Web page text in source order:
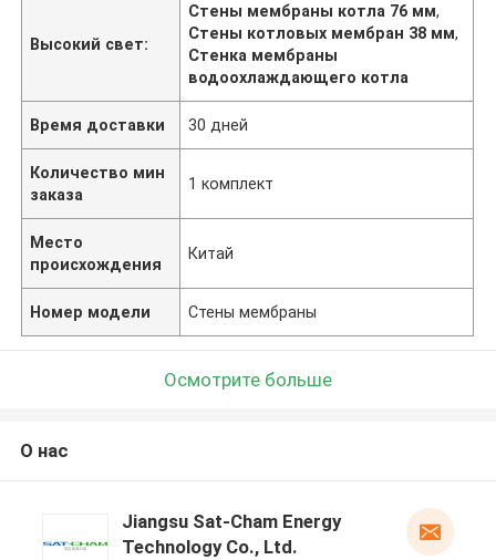
Высокий свет:
Стены мембраны котла 76 мм,
Стены котловых мембран 38 мм,
Стенка мембраны
водоохлаждающего котла
Время доставки 30 дней
Количество мин
заказа
1 комплект
Место
происхождения
Китай
Номер модели Стены мембраны
Осмотрите больше
О нас
Jiangsu Sat-Cham Energy
Technology Co., Ltd.